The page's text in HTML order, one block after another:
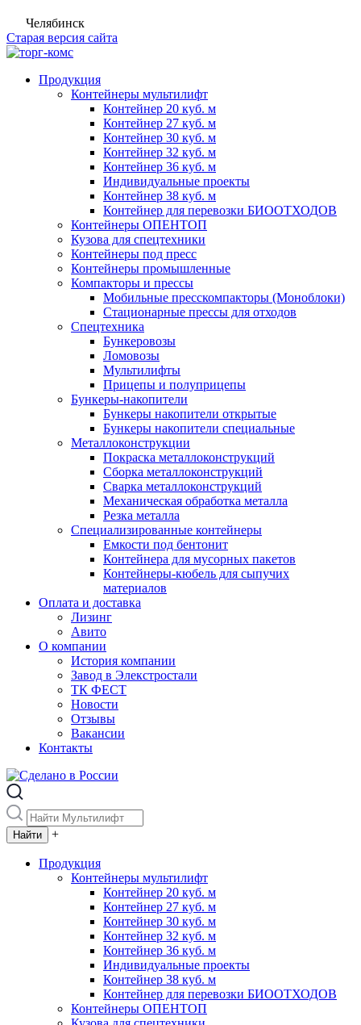
Челябинск
Старая версия сайта
Продукция
Контейнеры мультилифт
Контейнер 20 куб. м
Контейнер 27 куб. м
Контейнер 30 куб. м
Контейнер 32 куб. м
Контейнер 36 куб. м
Индивидуальные проекты
Контейнер 38 куб. м
Контейнер для перевозки БИООТХОДОВ
Контейнеры ОПЕНТОП
Кузова для спецтехники
Контейнеры под пресс
Контейнеры промышленные
Компакторы и прессы
Мобильные пресскомпакторы (Моноблоки)
Стационарные прессы для отходов
Спецтехника
Бункеровозы
Ломовозы
Мультилифты
Прицепы и полуприцепы
Бункеры-накопители
Бункеры накопители открытые
Бункеры накопители специальные
Металлоконструкции
Покраска металлоконструкций
Сборка металлоконструкций
Сварка металлоконструкций
Механическая обработка металла
Резка металла
Специализированные контейнеры
Емкости под бентонит
Контейнера для мусорных пакетов
Контейнеры-кюбель для сыпучих
материалов
Оплата и доставка
Лизинг
Авито
О компании
История компании
Завод в Элекстростали
ТК ФЕСТ
Новости
Отзывы
Вакансии
Контакты
+
Продукция
Контейнеры мультилифт
Контейнер 20 куб. м
Контейнер 27 куб. м
Контейнер 30 куб. м
Контейнер 32 куб. м
Контейнер 36 куб. м
Индивидуальные проекты
Контейнер 38 куб. м
Контейнер для перевозки БИООТХОДОВ
Контейнеры ОПЕНТОП